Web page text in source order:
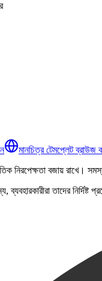
মানচিত্র টেমপ্লেট ব্রাউজ
নিরপেক্ষতা বজায় রাখে।
তাদের